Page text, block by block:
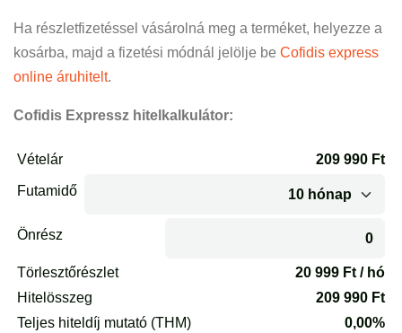
Ha részletfizetéssel vásárolná meg a terméket, helyezze a
kosárba, majd a fizetési módnál jelölje be Cofidis express
online áruhitelt.
Cofidis Expressz hitelkalkulátor: